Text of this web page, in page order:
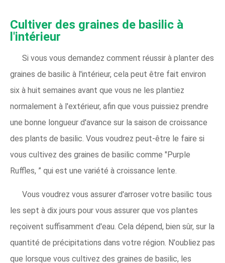
Cultiver des graines de basilic à
l'intérieur
Si vous vous demandez comment réussir à planter des
graines de basilic à l'intérieur, cela peut être fait environ
six à huit semaines avant que vous ne les plantiez
normalement à l'extérieur, afin que vous puissiez prendre
une bonne longueur d'avance sur la saison de croissance
des plants de basilic. Vous voudrez peut-être le faire si
vous cultivez des graines de basilic comme "Purple
Ruffles, ” qui est une variété à croissance lente.
Vous voudrez vous assurer d'arroser votre basilic tous
les sept à dix jours pour vous assurer que vos plantes
reçoivent suffisamment d'eau. Cela dépend, bien sûr, sur la
quantité de précipitations dans votre région. N'oubliez pas
que lorsque vous cultivez des graines de basilic, les